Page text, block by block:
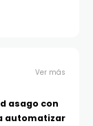
Ver más
asago con
automatizar